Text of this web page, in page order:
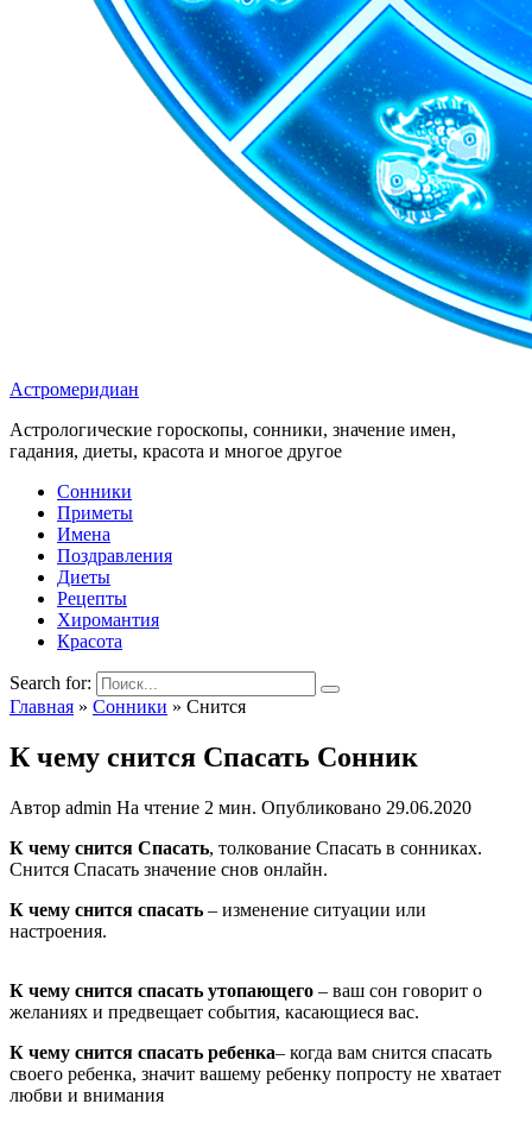
Астромеридиан
Астрологические гороскопы, сонники, значение имен,
гадания, диеты, красота и многое другое
Сонники
Приметы
Имена
Поздравления
Диеты
Рецепты
Хиромантия
Красота
Search for:
Главная » Сонники » Снится
К чему снится Спасать Сонник
Автор admin На чтение 2 мин. Опубликовано 29.06.2020
К чему снится Спасать, толкование Спасать в сонниках.
Снится Спасать значение снов онлайн.
К чему снится спасать – изменение ситуации или
настроения.
К чему снится спасать утопающего – ваш сон говорит о
желаниях и предвещает события, касающиеся вас.
К чему снится спасать ребенка– когда вам снится спасать
своего ребенка, значит вашему ребенку попросту не хватает
любви и внимания